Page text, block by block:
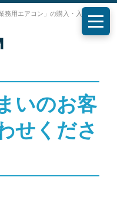
用エアコン」の購入・入れ替え・
メニ
いのお客
せくださ